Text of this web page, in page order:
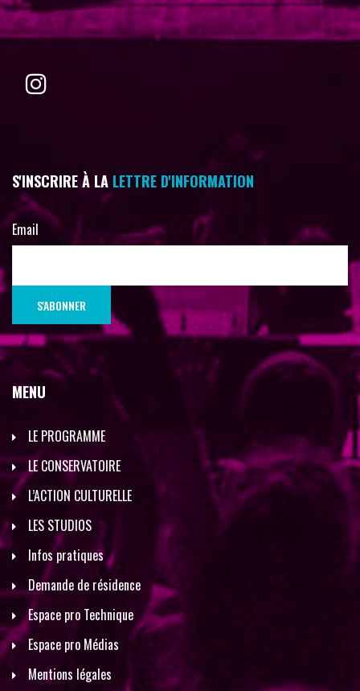
S'INSCRIRE À LA LETTRE D'INFORMATION
Email
MENU
LE PROGRAMME
LE CONSERVATOIRE
L’ACTION CULTURELLE
LES STUDIOS
Infos pratiques
Demande de résidence
Espace pro Technique
Espace pro Médias
Mentions légales